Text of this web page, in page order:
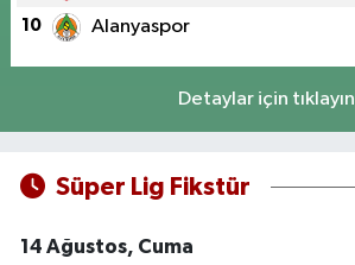
10 Alanyaspor
Detaylar için tıklayın
Süper Lig Fikstür
14 Ağustos, Cuma